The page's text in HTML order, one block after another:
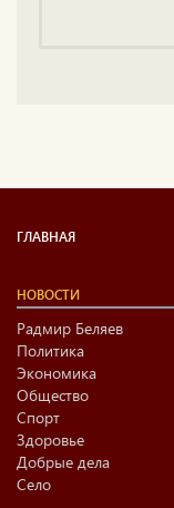
ГЛАВНАЯ
НОВОСТИ
Радмир Беляев
Политика
Экономика
Общество
Спорт
Здоровье
Добрые дела
Село